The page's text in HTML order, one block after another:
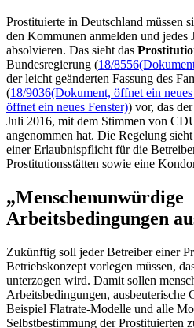
Prostituierte in Deutschland müssen
den Kommunen anmelden und jedes
absolvieren. Das sieht das
Bundesregierung (18/8556
der leicht geänderten Fassung des
(18/9036(Dokument, öffnet ein
öffnet ein neues Fenster)) vor, das
Juli 2016, mit dem Stimmen von
angenommen hat. Die Regelung
einer Erlaubnispflicht für die
Prostitutionsstätten sowie eine
„Menschenunwürdige
Arbeitsbedingungen
Zukünftig soll jeder Betreiber einer
Betriebskonzept vorlegen müssen,
unterzogen wird. Damit sollen
Arbeitsbedingungen, ausbeuterische
Beispiel Flatrate-Modelle und alle
Selbstbestimmung der Prostituierten